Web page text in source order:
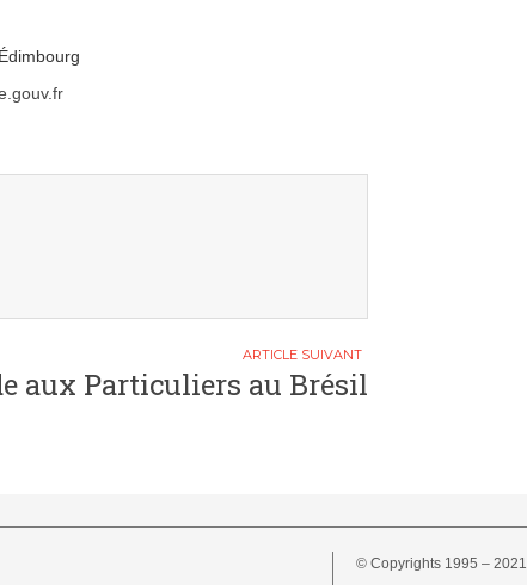
aux Particuliers au Brésil
© Copyrights 1995 – 2021